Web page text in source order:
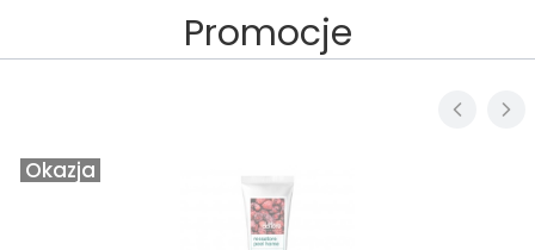
Promocje
Okazja